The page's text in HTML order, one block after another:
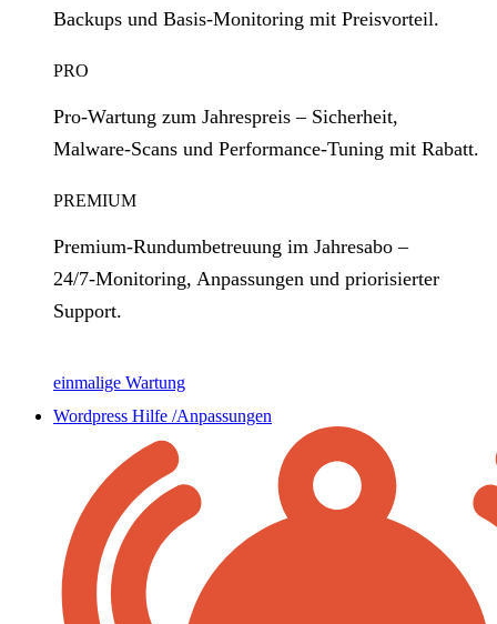
Backups und Basis‑Monitoring mit Preisvorteil.
PRO
Pro‑Wartung zum Jahrespreis – Sicherheit,
Malware‑Scans und Performance‑Tuning mit Rabatt.
PREMIUM
Premium‑Rundumbetreuung im Jahresabo –
24/7‑Monitoring, Anpassungen und priorisierter
Support.
einmalige Wartung
Wordpress Hilfe /Anpassungen